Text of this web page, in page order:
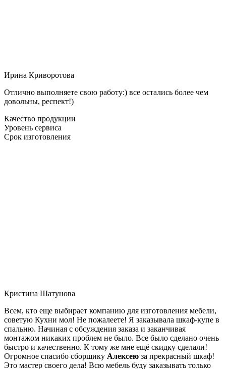
Ирина Криворотова
Отлично выполняете свою работу:) все остались более чем
довольны, респект!)
Качество продукции
Уровень сервиса
Срок изготовления
Кристина Шатунова
Всем, кто еще выбирает компанию для изготовления мебели,
советую Кухни мол! Не пожалеете! Я заказывала шкаф-купе в
спальню. Начиная с обсуждения заказа и заканчивая
монтажом никаких проблем не было. Все было сделано очень
быстро и качественно. К тому же мне ещё скидку сделали!
Огромное спасибо сборщику Алексею за прекрасный шкаф!
Это мастер своего дела! Всю мебель буду заказывать только